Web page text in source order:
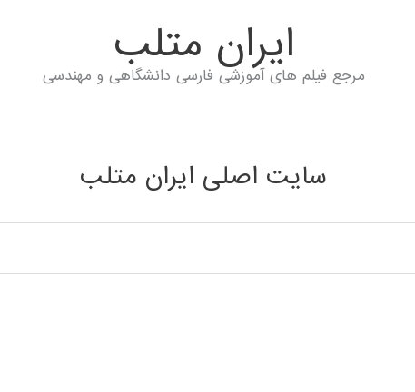
ايران متلب
مرجع فیلم های آموزشی فارسی دانشگاهی و مهندسی
سایت اصلی ایران متلب